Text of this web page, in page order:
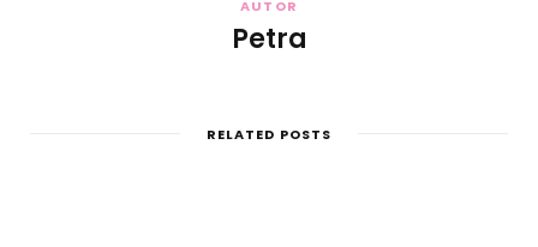
AUTOR
Petra
RELATED POSTS